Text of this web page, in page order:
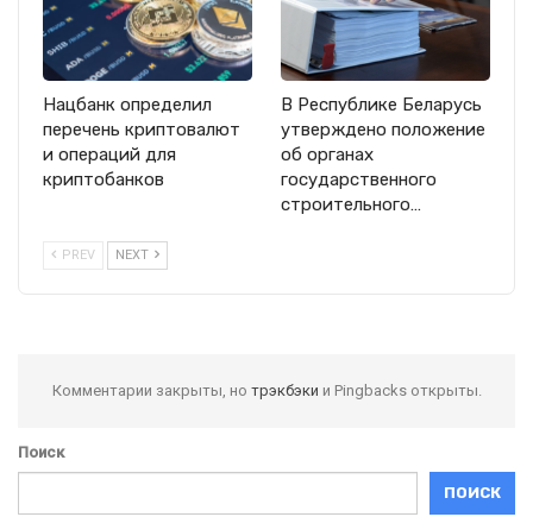
Нацбанк определил
перечень криптовалют
и операций для
криптобанков
В Республике Беларусь
утверждено положение
об органах
государственного
строительного…
PREV NEXT
Комментарии закрыты, но трэкбэки и Pingbacks открыты.
Поиск
ПОИСК